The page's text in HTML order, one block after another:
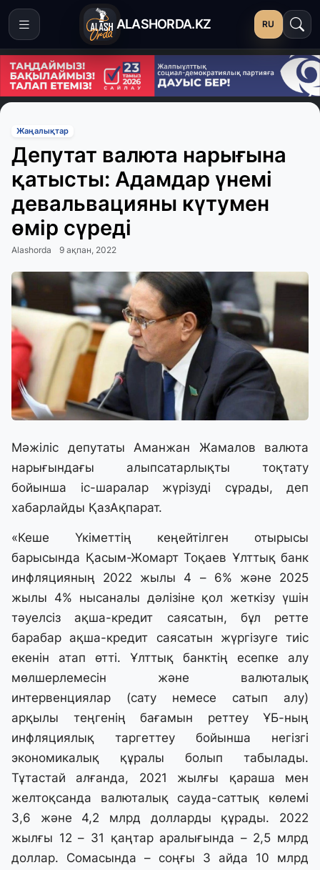
ALASHORDA.KZ RU
Жаңалықтар
Депутат валюта нарығына
қатысты: Адамдар үнемі
девальвацияны күтумен
өмір сүреді
Alashorda 9 ақпан, 2022
Мәжіліс депутаты Аманжан Жамалов валюта
нарығындағы алыпсатарлықты тоқтату
бойынша іс-шаралар жүрізуді сұрады, деп
хабарлайды ҚазАқпарат.
«Кеше Үкіметтің кеңейтілген отырысы
барысында Қасым-Жомарт Тоқаев Ұлттық банк
инфляцияның 2022 жылы 4 – 6% және 2025
жылы 4% нысаналы дәлізіне қол жеткізу үшін
тәуелсіз ақша-кредит саясатын, бұл ретте
барабар ақша-кредит саясатын жүргізуге тиіс
екенін атап өтті. Ұлттық банктің есепке алу
мөлшерлемесін және валюталық
интервенциялар (сату немесе сатып алу)
арқылы теңгенің бағамын реттеу ҰБ-ның
инфляциялық таргеттеу бойынша негізгі
экономикалық құралы болып табылады.
Тұтастай алғанда, 2021 жылғы қараша мен
желтоқсанда валюталық сауда-саттық көлемі
3,6 және 4,2 млрд долларды құрады. 2022
жылғы 12 – 31 қаңтар аралығында – 2,5 млрд
доллар. Сомасында – соңғы 3 айда 10 млрд